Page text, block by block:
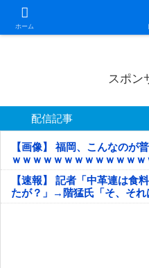
ホーム日本第一！ニュース
スポン
配信記事
【画像】 福岡、こんなのが
ｗｗｗｗｗｗｗｗｗｗｗｗ
ｗｗｗｗｗ
【速報】 記者「中革連は食
たが？」→階猛氏「そ、それ